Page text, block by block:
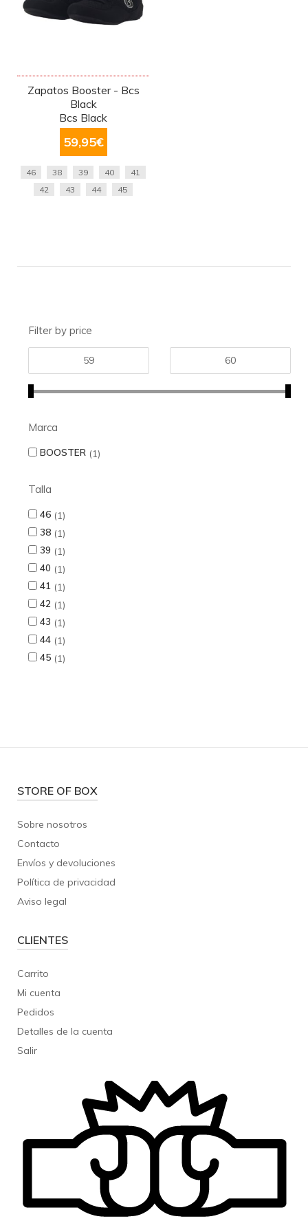
Zapatos Booster - Bcs
Black
Bcs Black
59,95€
46 38 39 40
41
42
43 44 45
Filter by price
Marca
BOOSTER 1
Talla
46
1
38
1
39
1
40
1
41
1
42
1
43
1
44
1
45
1
STORE OF BOX
Sobre nosotros
Contacto
Envíos y devoluciones
Política de privacidad
Aviso legal
CLIENTES
Carrito
Mi cuenta
Pedidos
Detalles de la cuenta
Salir